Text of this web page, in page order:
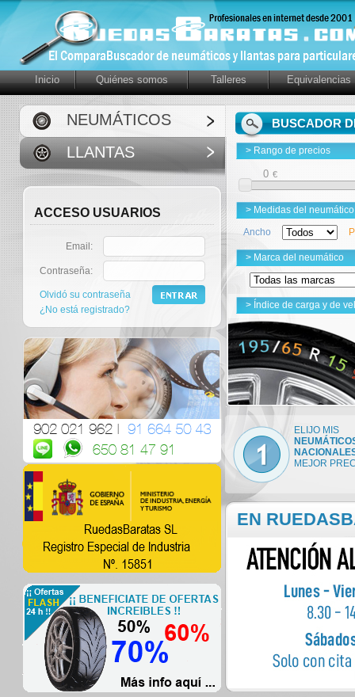
Inicio Quiénes somos Talleres Equivalencias
NEUMÁTICOS
LLANTAS
ACCESO USUARIOS
Email:
Contraseña:
Olvidó su contraseña
¿No está registrado?
BUSCADOR
> Rango de precios
€
> Medidas del neumático
Ancho
> Marca del neumático
> Índice de carga y de
ELIJO MIS
MEJOR
EN